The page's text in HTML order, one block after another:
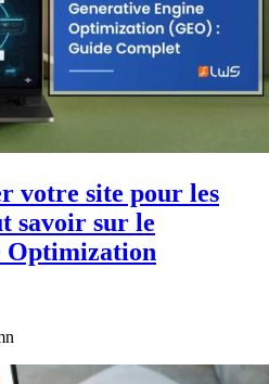
votre site pour les
savoir sur le
Optimization